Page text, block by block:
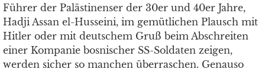
Führer der Palästinenser der 30er und 40er Jahre,
Hadji Assan el-Husseini, im gemütlichen Plausch mit
Hitler oder mit deutschem Gruß beim Abschreiten
einer Kompanie bosnischer SS-Soldaten zeigen,
werden sicher so manchen überraschen. Genauso